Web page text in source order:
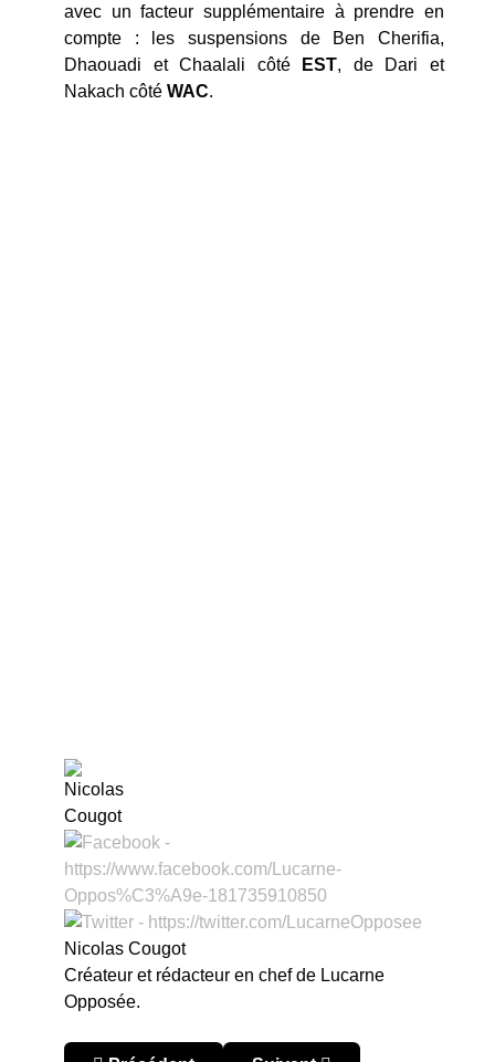
avec un facteur supplémentaire à prendre en
compte : les suspensions de Ben Cherifia,
Dhaouadi et Chaalali côté
EST, de Dari et
Nakach côté WAC.
Nicolas Cougot
Créateur et rédacteur en chef de Lucarne
Opposée.